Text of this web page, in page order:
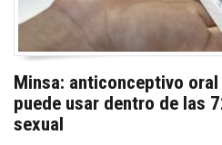
Minsa: anticonceptivo
puede usar dentro de las
sexual